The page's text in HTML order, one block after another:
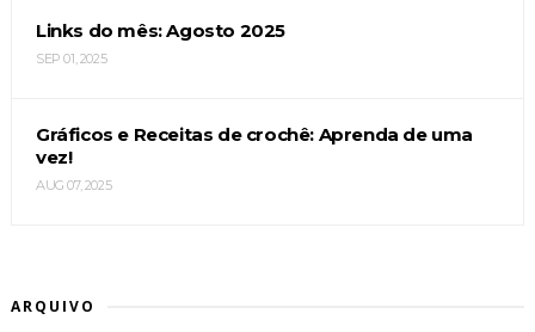
Links do mês: Agosto 2025
SEP 01, 2025
Gráficos e Receitas de crochê: Aprenda de uma
vez!
AUG 07, 2025
ARQUIVO